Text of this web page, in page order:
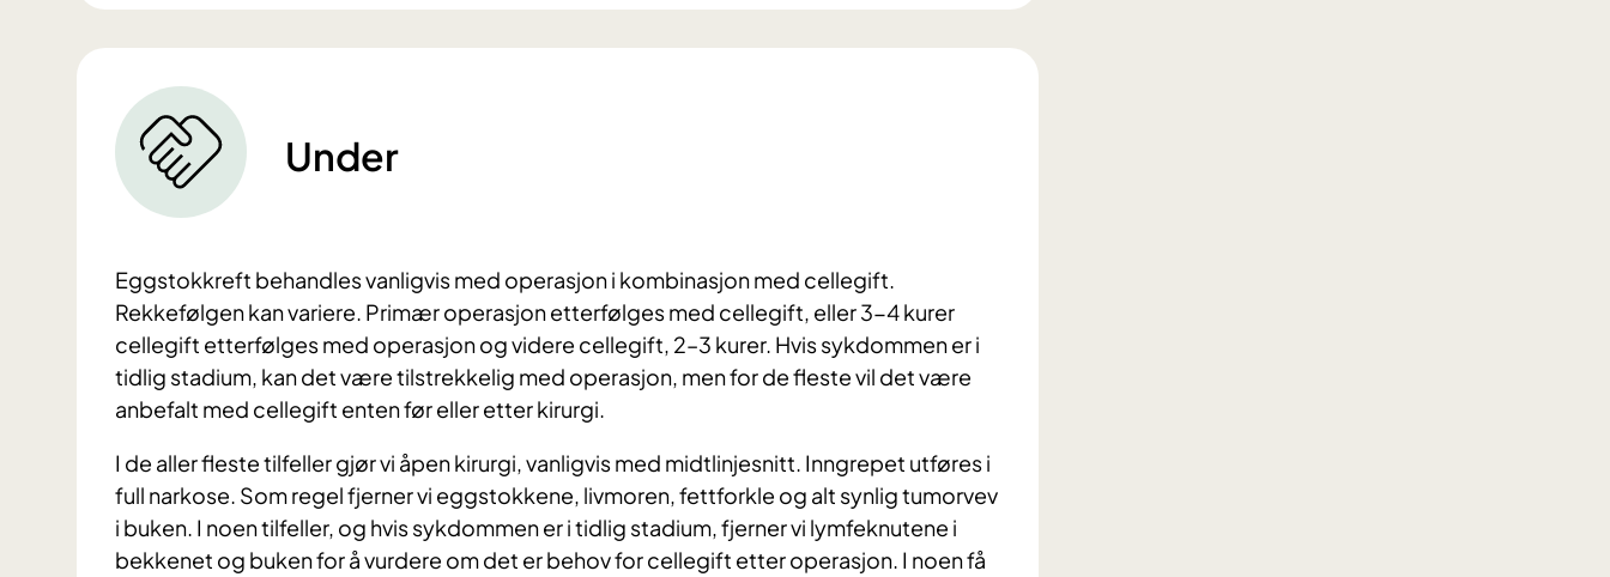
Under
Eggstokkreft behandles vanligvis med operasjon i kombinasjon med cellegift.
Rekkefølgen kan variere. Primær operasjon etterfølges med cellegift, eller 3-4 kurer
cellegift etterfølges med operasjon og videre cellegift, 2–3 kurer. Hvis sykdommen er i
tidlig stadium, kan det være tilstrekkelig med operasjon, men for de fleste vil det være
anbefalt med cellegift enten før eller etter kirurgi.
I de aller fleste tilfeller gjør vi åpen kirurgi, vanligvis med midtlinjesnitt. Inngrepet utføres i
full narkose. Som regel fjerner vi eggstokkene, livmoren, fettforkle og alt synlig tumorvev
i buken. I noen tilfeller, og hvis sykdommen er i tidlig stadium, fjerner vi lymfeknutene i
bekkenet og buken for å vurdere om det er behov for cellegift etter operasjon. I noen få